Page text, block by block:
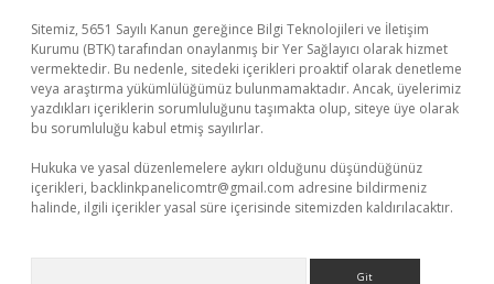
Sitemiz, 5651 Sayılı Kanun gereğince Bilgi Teknolojileri ve İletişim
Kurumu (BTK) tarafından onaylanmış bir Yer Sağlayıcı olarak hizmet
vermektedir. Bu nedenle, sitedeki içerikleri proaktif olarak denetleme
veya araştırma yükümlülüğümüz bulunmamaktadır. Ancak, üyelerimiz
yazdıkları içeriklerin sorumluluğunu taşımakta olup, siteye üye olarak
bu sorumluluğu kabul etmiş sayılırlar.
Hukuka ve yasal düzenlemelere aykırı olduğunu düşündüğünüz
içerikleri, backlinkpanelicomtr@gmail.com adresine bildirmeniz
halinde, ilgili içerikler yasal süre içerisinde sitemizden kaldırılacaktır.